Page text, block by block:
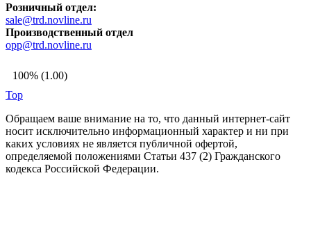
Розничный отдел:
sale@trd.novline.ru
Производственный отдел
opp@trd.novline.ru
100% (1.00)
Top
Обращаем ваше внимание на то, что данный интернет-сайт
носит исключительно информационный характер и ни при
каких условиях не является публичной офертой,
определяемой положениями Статьи 437 (2) Гражданского
кодекса Российской Федерации.